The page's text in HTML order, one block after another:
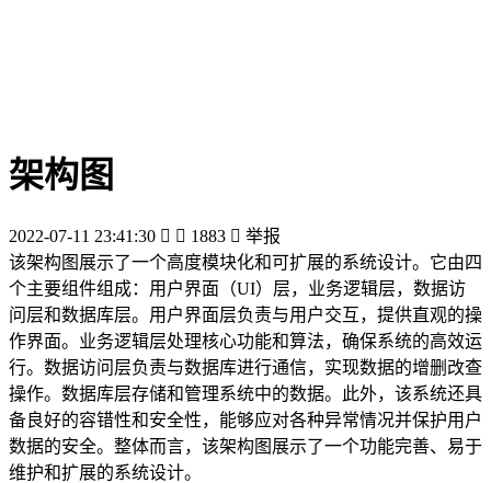
架构图
2022-07-11 23:41:30   1883  举报
该架构图展示了一个高度模块化和可扩展的系统设计。它由四
个主要组件组成：用户界面（UI）层，业务逻辑层，数据访
问层和数据库层。用户界面层负责与用户交互，提供直观的操
作界面。业务逻辑层处理核心功能和算法，确保系统的高效运
行。数据访问层负责与数据库进行通信，实现数据的增删改查
操作。数据库层存储和管理系统中的数据。此外，该系统还具
备良好的容错性和安全性，能够应对各种异常情况并保护用户
数据的安全。整体而言，该架构图展示了一个功能完善、易于
维护和扩展的系统设计。